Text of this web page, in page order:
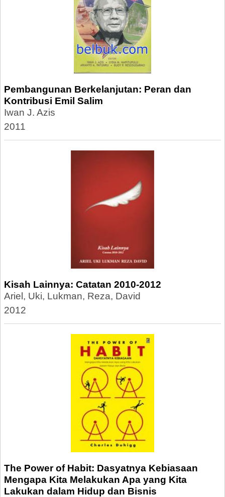
Pembangunan Berkelanjutan: Peran dan
Kontribusi Emil Salim
Iwan J. Azis
2011
Kisah Lainnya: Catatan 2010-2012
Ariel, Uki, Lukman, Reza, David
2012
The Power of Habit: Dasyatnya Kebiasaan
Mengapa Kita Melakukan Apa yang Kita
Lakukan dalam Hidup dan Bisnis